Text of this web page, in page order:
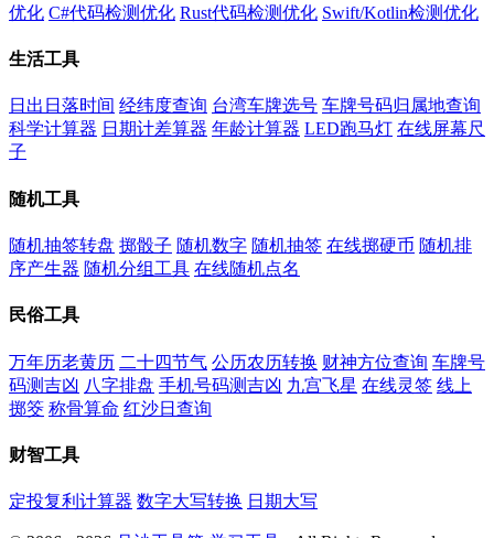
优化 C#代码检测优化 Rust代码检测优化 Swift/Kotlin检测优化
生活工具
日出日落时间 经纬度查询 台湾车牌选号 车牌号码归属地查询
科学计算器 日期计差算器 年龄计算器 LED跑马灯 在线屏幕尺
子
随机工具
随机抽签转盘 掷骰子 随机数字 随机抽签 在线掷硬币 随机排
序产生器 随机分组工具 在线随机点名
民俗工具
万年历老黄历 二十四节气 公历农历转换 财神方位查询 车牌号
码测吉凶 八字排盘 手机号码测吉凶 九宫飞星 在线灵签 线上
掷筊 称骨算命 红沙日查询
财智工具
定投复利计算器 数字大写转换 日期大写